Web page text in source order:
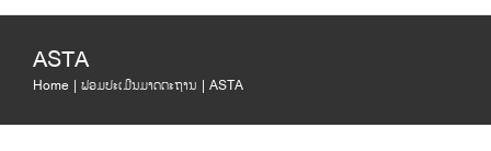
ASTA
Home ຟອມປະເມີນມາດຕະຖານ ASTA